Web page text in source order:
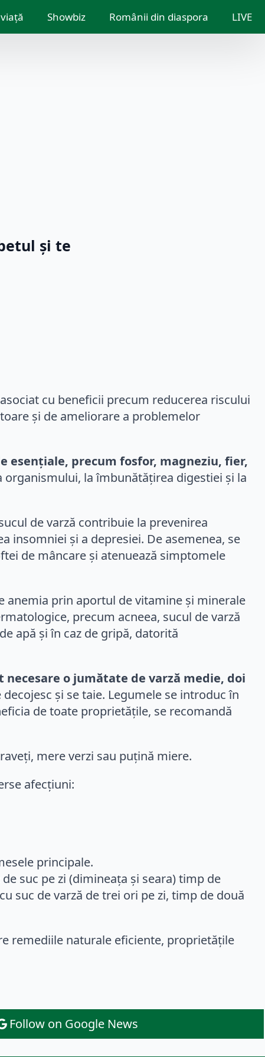
Showbiz Românii din diaspora LIVE
și te
cu beneficii precum reducerea riscului
și de ameliorare a problemelor
esențiale, precum fosfor, magneziu, fier,
la îmbunătățirea digestiei și la
de varză contribuie la prevenirea
insomniei și a depresiei. De asemenea, se
de mâncare și atenuează simptomele
anemia prin aportul de vitamine și minerale
precum acneea, sucul de varză
apă și în caz de gripă, datorită
o jumătate de varză medie, doi
și se taie. Legumele se introduc în
de toate proprietățile, se recomandă
mere verzi sau puțină miere.
afecțiuni:
principale.
suc pe zi (dimineața și seara) timp de
suc de varză de trei ori pe zi, timp de două
remediile naturale eficiente, proprietățile
Follow on Google News